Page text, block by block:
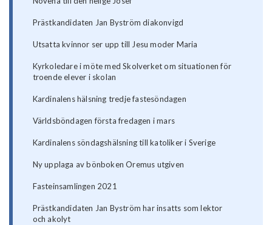
Prästkandidaten Jan Byström diakonvigd
Utsatta kvinnor ser upp till Jesu moder Maria
Kyrkoledare i möte med Skolverket om situationen för
troende elever i skolan
Kardinalens hälsning tredje fastesöndagen
Världsböndagen första fredagen i mars
Kardinalens söndagshälsning till katoliker i Sverige
Ny upplaga av bönboken Oremus utgiven
Fasteinsamlingen 2021
Prästkandidaten Jan Byström har insatts som lektor
och akolyt